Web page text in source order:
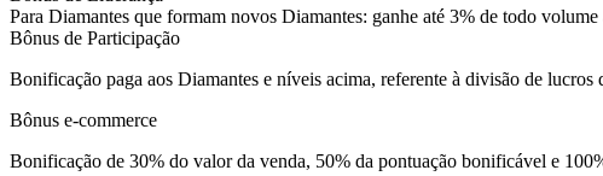
Para Diamantes que formam novos Diamantes: ganhe até 3% de todo volume
Bônus de Participação
Bonificação paga aos Diamantes e níveis acima, referente à divisão de
Bônus e-commerce
Bonificação de 30% do valor da venda, 50% da pontuação bonificável e